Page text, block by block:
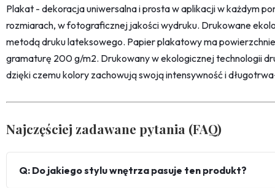
Plakat - dekoracja uniwersalna i prosta w aplikacji w każdym
rozmiarach, w fotograficznej jakości wydruku. Drukowane
metodą druku lateksowego. Papier plakatowy ma
gramaturę 200 g/m2. Drukowany w ekologicznej technologii
dzięki czemu kolory zachowują swoją intensywność i
Najczęściej zadawane pytania (FAQ)
Q: Do jakiego stylu wnętrza pasuje ten produkt?